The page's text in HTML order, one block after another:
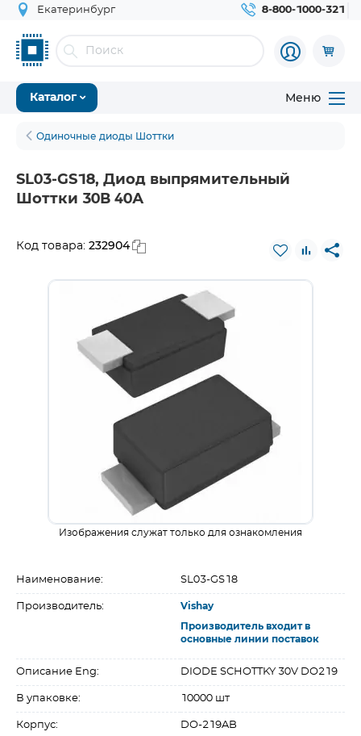
Екатеринбург 8-800-1000-321
Каталог Меню
Одиночные диоды Шоттки
SL03-GS18, Диод выпрямительный
Шоттки 30В 40А
Код товара: 232904
Изображения служат только для ознакомления
Наименование: SL03-GS18
Производитель: Vishay
Производитель входит в
основные линии поставок
Описание Eng: DIODE SCHOTTKY 30V DO219
В упаковке: 10000 шт
Корпус: DO-219AB